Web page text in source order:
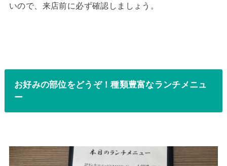
いので、来店前に必ず確認しましょう。
お好みの部位をどうぞ！種類豊富なランチメニュ
ー